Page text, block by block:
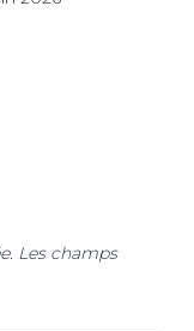
Les champs